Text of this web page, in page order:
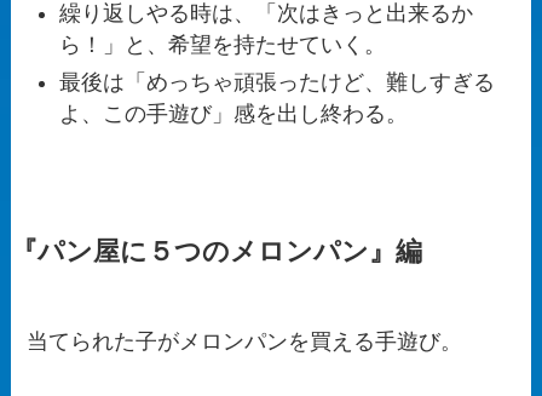
繰り返しやる時は、「次はきっと出来るか
ら！」と、希望を持たせていく。
最後は「めっちゃ頑張ったけど、難しすぎる
よ、この手遊び」感を出し終わる。
『パン屋に５つのメロンパン』編
当てられた子がメロンパンを買える手遊び。